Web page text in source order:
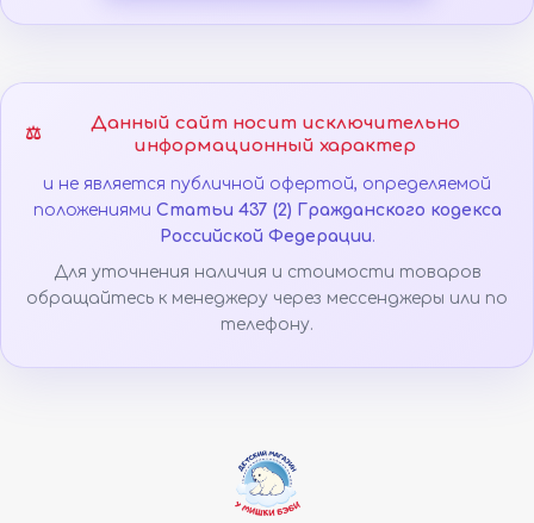
⚖️
Данный сайт носит исключительно
информационный характер
и не является публичной офертой, определяемой
положениями Статьи 437 (2) Гражданского кодекса
Российской Федерации.
Для уточнения наличия и стоимости товаров
обращайтесь к менеджеру через мессенджеры или по
телефону.